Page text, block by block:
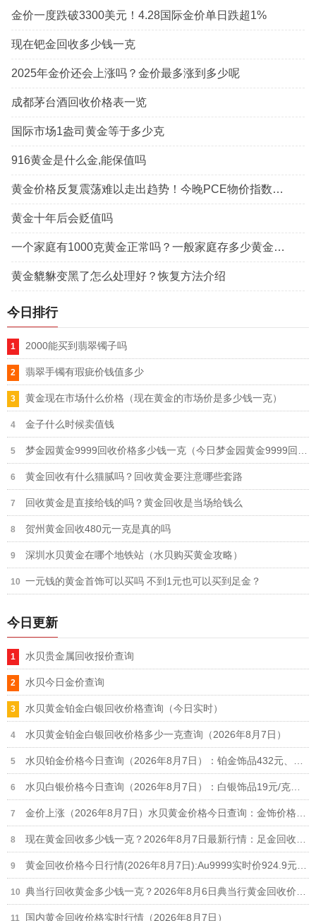
金价一度跌破3300美元！4.28国际金价单日跌超1%
现在钯金回收多少钱一克
2025年金价还会上涨吗？金价最多涨到多少呢
成都茅台酒回收价格表一览
国际市场1盎司黄金等于多少克
916黄金是什么金,能保值吗
黄金价格反复震荡难以走出趋势！今晚PCE物价指数能否引爆黄金行情？
黄金十年后会贬值吗
一个家庭有1000克黄金正常吗？一般家庭存多少黄金为好
黄金貔貅变黑了怎么处理好？恢复方法介绍
今日排行
2000能买到翡翠镯子吗
翡翠手镯有瑕疵价钱值多少
黄金现在市场什么价格（现在黄金的市场价是多少钱一克）
金子什么时候卖值钱
黄金回收有什么猫腻吗？回收黄金要注意哪些套路
回收黄金是直接给钱的吗？黄金回收是当场给钱么
贺州黄金回收480元一克是真的吗
深圳水贝黄金在哪个地铁站（水贝购买黄金攻略）
一元钱的黄金首饰可以买吗 不到1元也可以买到足金？
今日更新
水贝贵金属回收报价查询
水贝今日金价查询
水贝黄金铂金白银回收价格查询（今日实时）
水贝黄金铂金白银回收价格多少一克查询（2026年8月7日）
国内黄金回收价格实时行情（2026年8月7日）